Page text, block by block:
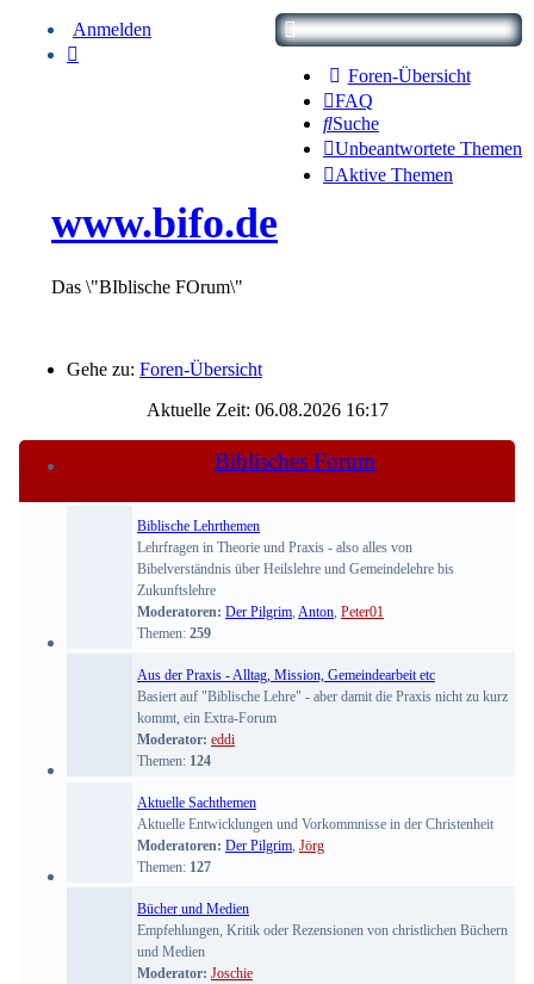
Foren-Übersicht
FAQ
Suche
Unbeantwortete Themen
Aktive Themen
Anmelden
www.bifo.de
Das \"BIblische FOrum\"
Gehe zu: Foren-Übersicht
Aktuelle Zeit: 06.08.2026 16:17
Biblisches Forum
Biblische Lehrthemen
Lehrfragen in Theorie und Praxis - also alles von
Bibelverständnis über Heilslehre und Gemeindelehre bis
Zukunftslehre
Moderatoren: Der Pilgrim, Anton, Peter01
Themen: 259
Aus der Praxis - Alltag, Mission, Gemeindearbeit etc
Basiert auf "Biblische Lehre" - aber damit die Praxis nicht zu kurz
kommt, ein Extra-Forum
Moderator: eddi
Themen: 124
Aktuelle Sachthemen
Aktuelle Entwicklungen und Vorkommnisse in der Christenheit
Moderatoren: Der Pilgrim, Jörg
Themen: 127
Bücher und Medien
Empfehlungen, Kritik oder Rezensionen von christlichen Büchern
und Medien
Moderator: Joschie